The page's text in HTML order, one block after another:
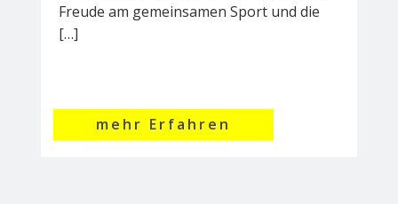
Freude am gemeinsamen Sport und die
[…]
mehr Erfahren